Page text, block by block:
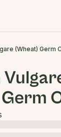
(Wheat) Germ